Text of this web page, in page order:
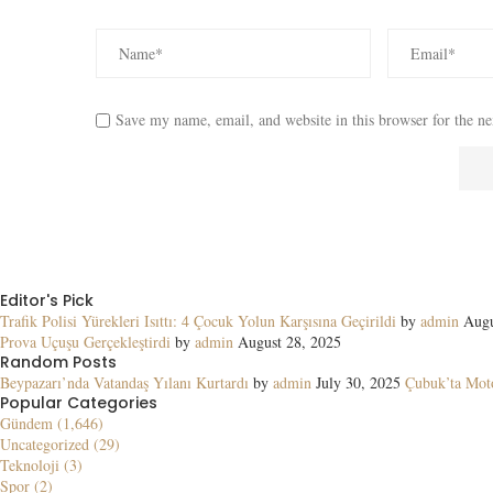
Save my name, email, and website in this browser for the
Editor's Pick
Trafik Polisi Yürekleri Isıttı: 4 Çocuk Yolun Karşısına Geçirildi by admin
Prova Uçuşu Gerçekleştirdi by admin August 28, 2025
Random Posts
Beypazarı’nda Vatandaş Yılanı Kurtardı by admin July 30, 2025 Çubuk’ta
Popular Categories
Gündem (1,646)
Uncategorized (29)
Teknoloji (3)
Spor (2)